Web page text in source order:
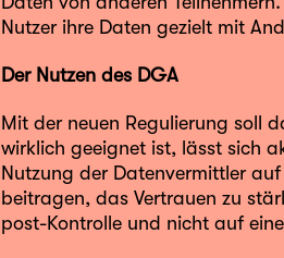
Nutzer ihre Daten gezielt mit
Der Nutzen des DGA
Mit der neuen Regulierung soll
wirklich geeignet ist, lässt sich
Nutzung der Datenvermittler
beitragen, das Vertrauen zu
post-Kontrolle und nicht auf